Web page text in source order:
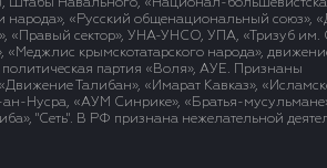
Штабы Навального, «Национал-
народа», «Русский общенациональный союз»,
«Правый сектор», УНА-УНСО, УПА, «Тризуб им.
крымскотатарского народа»,
политическая партия «Воля», АУЕ. Признаны
Талибан», «Имарат Кавказ»,
ан-Нусра, «АУМ Синрике», «Братья-
"Сеть". В РФ признана нежелательной